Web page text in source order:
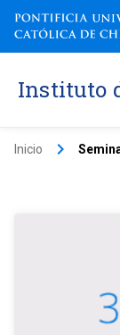
Instituto
Inicio keyboard_arrow_right